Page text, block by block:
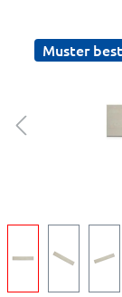
Muster